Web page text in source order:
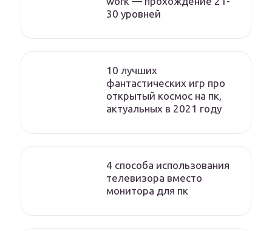
30 уровней
10 лучших
фантастических игр про
открытый космос на пк,
актуальных в 2021 году
4 способа использования
телевизора вместо
монитора для пк